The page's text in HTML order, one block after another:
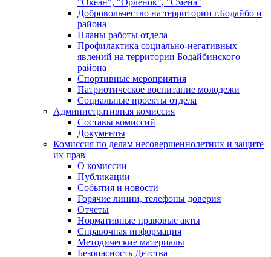
"Океан", "Орленок", "Смена"
Добровольчество на территории г.Бодайбо и
района
Планы работы отдела
Профилактика социально-негативных
явлений на территории Бодайбинского
района
Спортивные мероприятия
Патриотическое воспитание молодежи
Социальные проекты отдела
Административная комиссия
Составы комиссий
Документы
Комиссия по делам несовершеннолетних и защите
их прав
О комиссии
Публикации
События и новости
Горячие линии, телефоны доверия
Отчеты
Нормативные правовые акты
Справочная информация
Методические материалы
Безопасность Детства